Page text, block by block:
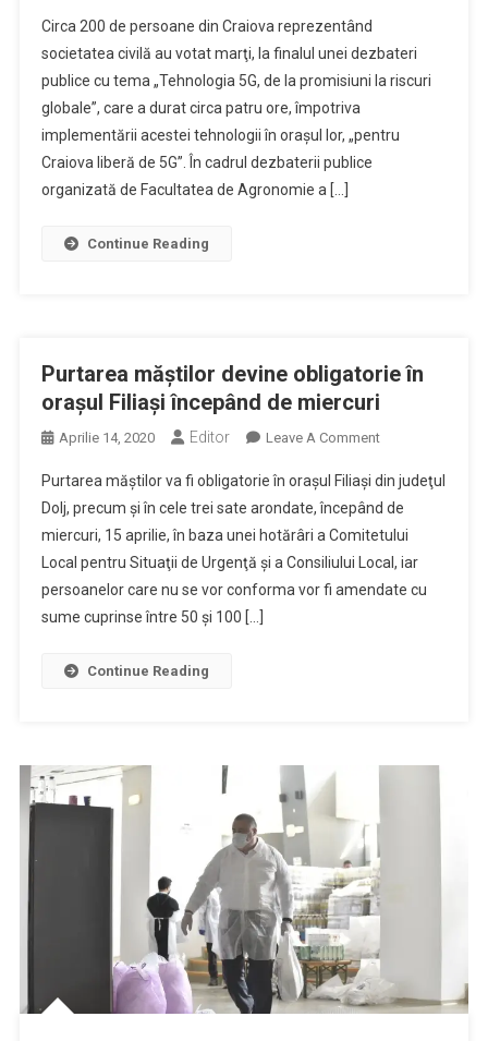
Civile
Din
Au
Circa 200 de persoane din Craiova reprezentând
societatea civilă au votat marţi, la finalul unei dezbateri
publice cu tema „Tehnologia 5G, de la promisiuni la riscuri
globale”, care a durat circa patru ore, împotriva
implementării acestei tehnologii în oraşul lor, „pentru
Craiova liberă de 5G”. În cadrul dezbaterii publice
organizată de Facultatea de Agronomie a […]
Continue Reading
Purtarea măştilor devine obligatorie în
oraşul Filiaşi începând de miercuri
Aprilie 14, 2020 Editor Leave A CommentOn
Măştilor
Devine
Obligatorie
În
Oraşul
Purtarea măştilor va fi obligatorie în oraşul Filiaşi din judeţul
Dolj, precum şi în cele trei sate arondate, începând de
miercuri, 15 aprilie, în baza unei hotărâri a Comitetului
Local pentru Situaţii de Urgenţă şi a Consiliului Local, iar
persoanelor care nu se vor conforma vor fi amendate cu
sume cuprinse între 50 şi 100 […]
Continue Reading